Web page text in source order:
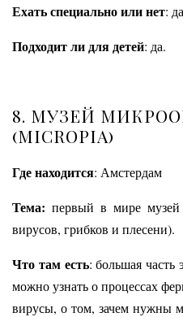
Ехать специально или нет:
Подходит ли для детей: да.
8. МУЗЕЙ
(MICROPIA)
Где находится: Амстердам
Тема: первый в мире музей
вирусов, грибков и плесени).
Что там есть: большая
можно узнать о процессах
вирусы, о том, зачем нужны